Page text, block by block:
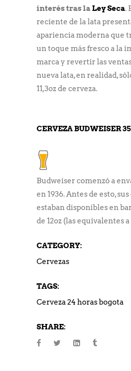
interés tras laLey Seca.
reciente de la lata
apariencia moderna que
un toque más fresco a la
marca y revertir las ventas
nueva lata, en realidad,
11,3oz de cerveza.
CERVEZA BUDWEISER
Budweiser comenzó a
en 1936. Antes de esto,
estaban disponibles en
de 12oz (las equivalentes a
CATEGORY:
Cervezas
TAGS:
Cerveza 24 horas bogota
SHARE: